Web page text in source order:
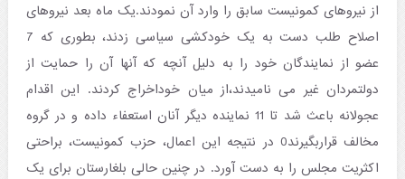
از نیروهای کمونیست سابق را وارد آن نمودند.یک ماه بعد نیروهای
اصلاح طلب دست به یک خودکشی سیاسی زدند، بطوری که 7
عضو از نمایندگان خود را به دلیل آنچه که آنها آن را حمایت از
دولتمردان غیر می نامیدند،از میان خوداخراج کردند. این اقدام
عجولانه باعث شد تا 11 نماینده دیگر آنان استعفاء داده و در گروه
مخالف قراربگیرند0 در نتیجه این اعمال، حزب کمونیست، براحتی
اکثریت مجلس را به دست آورد. در چنین حالی بلغارستان برای یک